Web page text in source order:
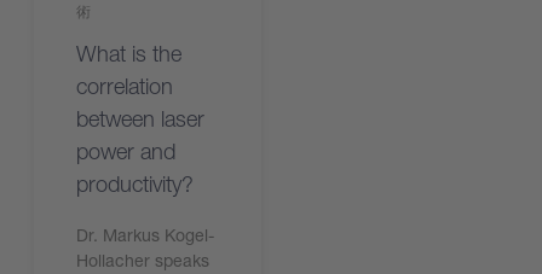
術
What is the
correlation
between laser
power and
productivity?
Dr. Markus Kogel-
Hollacher speaks